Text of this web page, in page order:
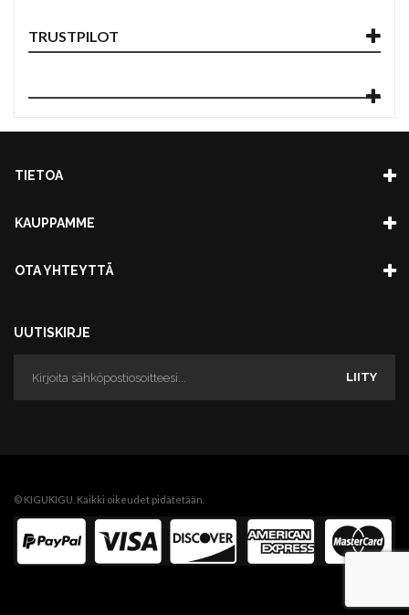
TRUSTPILOT
TIETOA
KAUPPAMME
OTA YHTEYTTÄ
UUTISKIRJE
LIITY
© KIGUKIGU. Kaikki oikeudet pidätetään.